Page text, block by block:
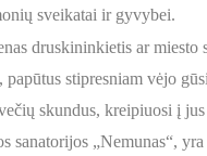
sveikatai ir gyvybei.
druskininkietis ar miesto
stipresniam vėjo
skundus, kreipiuosi į
„Nemunas“,